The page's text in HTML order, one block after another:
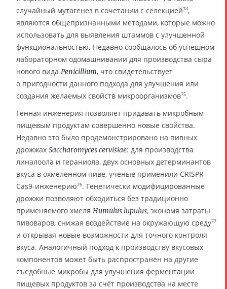
случайный мутагенез в сочетании с селекцией74,
являются общепризнанными методами, которые можно
использовать для выявления штаммов с улучшенной
функциональностью. Недавно сообщалось об успешном
лабораторном одомашнивании для производства сыра
нового вида Penicillium, что свидетельствует
о пригодности данного подхода для улучшения или
создания желаемых свойств микроорганизмов75.
Генная инженерия позволяет придавать микробным
пищевым продуктам совершенно новые свойства.
Недавно это было продемонстрировано на пивных
дрожжах Saccharomyces cervisiae: для производства
линалоола и гераниола, двух основных детерминантов
вкуса в охмелённом пиве, учёные применили CRISPR-
Cas9-инженерию76. Генетически модифицированные
дрожжи позволяют обходиться без традиционно
применяемого хмеля Humulus lupulus, экономя затраты
пивоваров, снижая воздействие на окружающую среду77
и открывая новые возможности для точного контроля
вкуса. Аналогичный подход к производству вкусовых
компонентов может быть распространён на другие
съедобные микробы для улучшения ферментации
пищевых продуктов за счёт производства на месте